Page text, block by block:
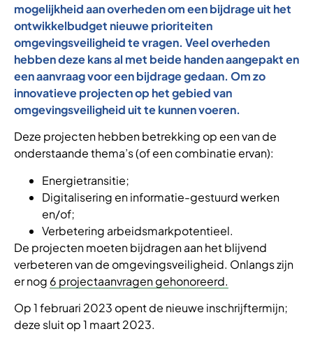
mogelijkheid aan overheden om een bijdrage uit het
ontwikkelbudget nieuwe prioriteiten
omgevingsveiligheid te vragen. Veel overheden
hebben deze kans al met beide handen aangepakt en
een aanvraag voor een bijdrage gedaan. Om zo
innovatieve projecten op het gebied van
omgevingsveiligheid uit te kunnen voeren.
Deze projecten hebben betrekking op een van de
onderstaande thema’s (of een combinatie ervan):
Energietransitie;
Digitalisering en informatie-gestuurd werken
en/of;
Verbetering arbeidsmarkpotentieel.
De projecten moeten bijdragen aan het blijvend
verbeteren van de omgevingsveiligheid. Onlangs zijn
er nog 6 projectaanvragen gehonoreerd.
Op 1 februari 2023 opent de nieuwe inschrijftermijn;
deze sluit op 1 maart 2023.